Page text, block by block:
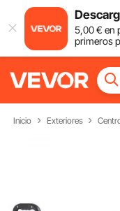
5,00€ en
primeros
Inicio Exteriores